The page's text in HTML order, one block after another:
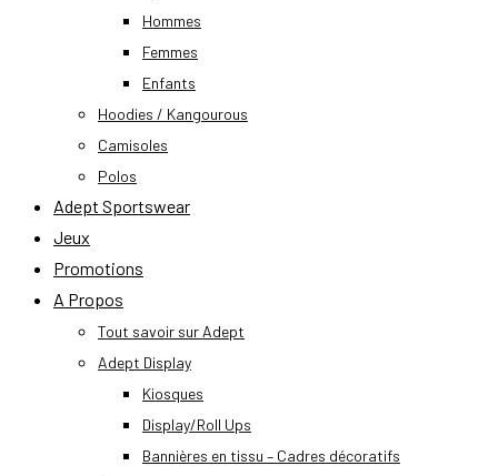
Hommes
Femmes
Enfants
Hoodies / Kangourous
Camisoles
Polos
Adept Sportswear
Jeux
Promotions
A Propos
Tout savoir sur Adept
Adept Display
Kiosques
Display/Roll Ups
Bannières en tissu – Cadres décoratifs